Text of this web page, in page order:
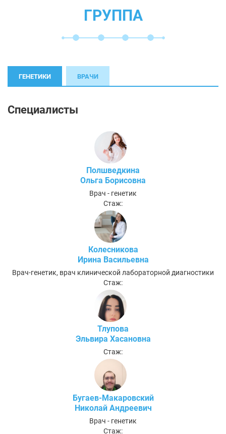
ГРУППА
ГЕНЕТИКИ ВРАЧИ
Специалисты
Полшведкина
Ольга Борисовна
Врач - генетик
Стаж:
Колесникова
Ирина Васильевна
Врач-генетик, врач клинической лабораторной диагностики
Стаж:
Тлупова
Эльвира Хасановна
Стаж:
Бугаев-Макаровский
Николай Андреевич
Врач - генетик
Стаж: